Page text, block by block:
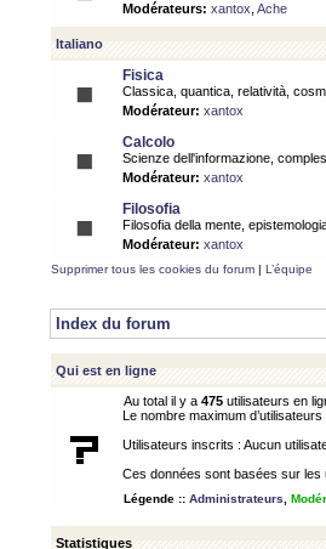
Modérateurs: xantox Ache
Italiano
Fisica
Classica, quantica, relatività,
Modérateur: xantox
Calcolo
Scienze dell'informazione,
Modérateur: xantox
Filosofia
Filosofia della mente,
Modérateur: xantox
Supprimer tous les cookies du forum | L’équipe
Index du forum
Qui est en ligne
Au total il y a 475 utilisateurs en
Le nombre maximum
Utilisateurs inscrits : Aucun
Ces données sont basées sur les
Légende :: Administrateurs
Statistiques